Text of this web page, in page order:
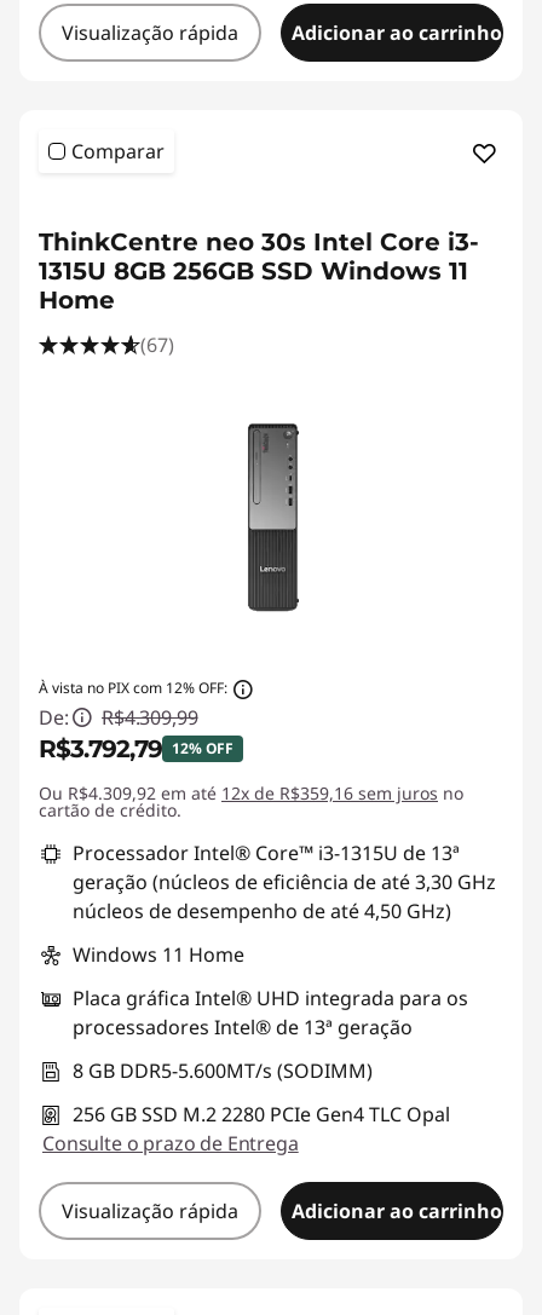
Visualização rápida Adicionar ao carrinho
Comparar
ThinkCentre neo 30s Intel Core i3-
1315U 8GB 256GB SSD Windows 11
Home
(67)
À vista no PIX com 12% OFF:
De: R$4.309,99
R$3.792,79 12% OFF
Economias instantâneas :-R$517,20
Ou R$4.309,92 em até 12x de R$359,16 sem juros no
cartão de crédito.
Processador Intel® Core™ i3-1315U de 13ª
geração (núcleos de eficiência de até 3,30 GHz
núcleos de desempenho de até 4,50 GHz)
Windows 11 Home
Placa gráfica Intel® UHD integrada para os
processadores Intel® de 13ª geração
8 GB DDR5-5.600MT/s (SODIMM)
256 GB SSD M.2 2280 PCIe Gen4 TLC Opal
Consulte o prazo de Entrega
Visualização rápida Adicionar ao carrinho